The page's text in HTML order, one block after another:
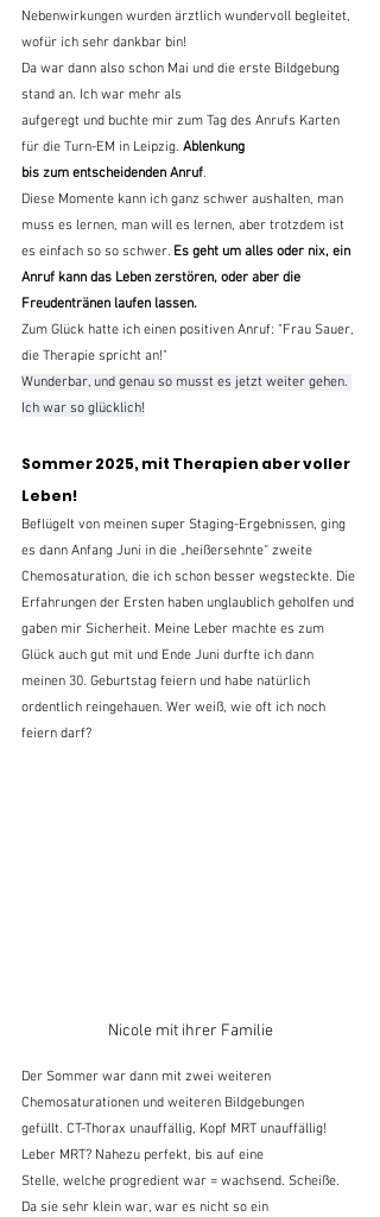
Nebenwirkungen wurden ärztlich wundervoll begleitet,
wofür ich sehr dankbar bin!
Da war dann also schon Mai und die erste Bildgebung
stand an. Ich war mehr als
aufgeregt und buchte mir zum Tag des Anrufs Karten
für die Turn-EM in Leipzig. Ablenkung
bis zum entscheidenden Anruf.
Diese Momente kann ich ganz schwer aushalten, man
muss es lernen, man will es lernen, aber trotzdem ist
es einfach so so schwer. Es geht um alles oder nix, ein
Anruf kann das Leben zerstören, oder aber die
Freudentränen laufen lassen.
Zum Glück hatte ich einen positiven Anruf: "Frau Sauer,
die Therapie spricht an!"
Wunderbar, und genau so musst es jetzt weiter gehen.
Ich war so glücklich!
Sommer 2025, mit Therapien aber voller
Leben!
Beflügelt von meinen super Staging-Ergebnissen, ging
es dann Anfang Juni in die „heißersehnte“ zweite
Chemosaturation, die ich schon besser wegsteckte. Die
Erfahrungen der Ersten haben unglaublich geholfen und
gaben mir Sicherheit. Meine Leber machte es zum
Glück auch gut mit und Ende Juni durfte ich dann
meinen 30. Geburtstag feiern und habe natürlich
ordentlich reingehauen. Wer weiß, wie oft ich noch
feiern darf?
Nicole mit ihrer Familie
Der Sommer war dann mit zwei weiteren
Chemosaturationen und weiteren Bildgebungen
gefüllt. CT-Thorax unauffällig, Kopf MRT unauffällig!
Leber MRT? Nahezu perfekt, bis auf eine
Stelle, welche progredient war = wachsend. Scheiße.
Da sie sehr klein war, war es nicht so ein